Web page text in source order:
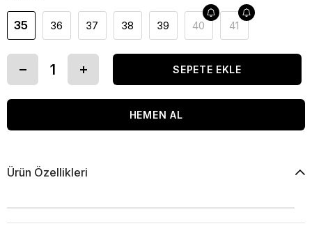
35 36 37 38 39 40 41
Ürün Özellikleri